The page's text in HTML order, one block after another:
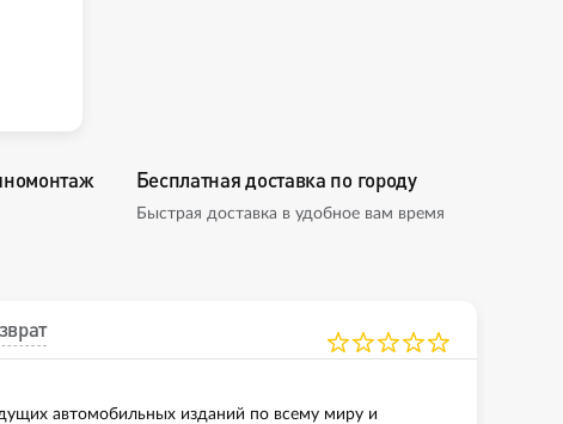
Бесплатная доставка по городу
Быстрая доставка в удобное вам время
автомобильных изданий по всему миру и